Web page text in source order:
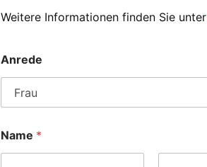
Weitere Informationen finden Sie unter
Anrede
Name *